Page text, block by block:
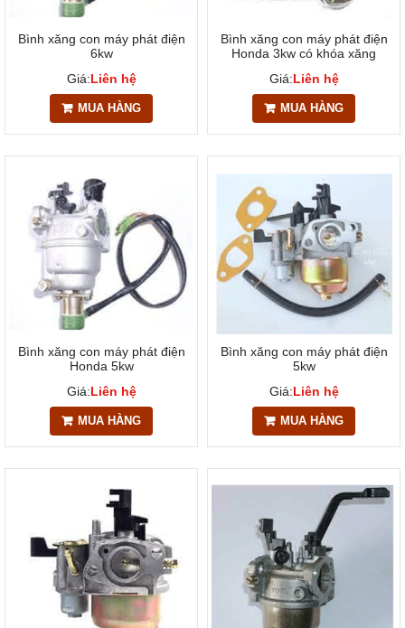
Bình xăng con máy phát điện
6kw
Giá:Liên hệ
MUA HÀNG
Bình xăng con máy phát điện
Honda 3kw có khóa xăng
Giá:Liên hệ
MUA HÀNG
Bình xăng con máy phát điện
Honda 5kw
Giá:Liên hệ
MUA HÀNG
Bình xăng con máy phát điện
5kw
Giá:Liên hệ
MUA HÀNG